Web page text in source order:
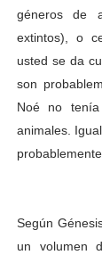
géneros de
extintos), o
usted se da
son
Noé no
animales.
Según
un volumen